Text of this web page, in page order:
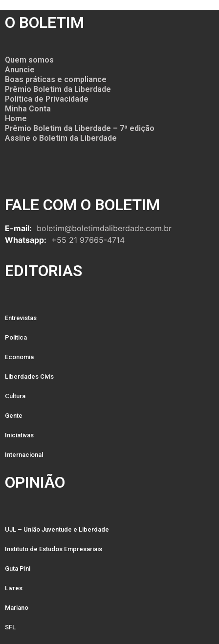
O BOLETIM
Quem somos
Anuncie
Boas práticas e compliance
Prêmio Boletim da Liberdade
Política de Privacidade
Minha Conta
Home
Prêmio Boletim da Liberdade – 7ª edição
Assine o Boletim da Liberdade
FALE COM O BOLETIM
E-mail: boletim@boletimdaliberdade.com.br
Whatsapp: +55 21 97665-4714
EDITORIAS
Entrevistas
Política
Economia
Liberdades Civis
Cultura
Gente
Iniciativas
Internacional
OPINIÃO
UJL – União Juventude e Liberdade
Instituto de Estudos Empresariais
Guta Pini
Livres
Mariano
SFL